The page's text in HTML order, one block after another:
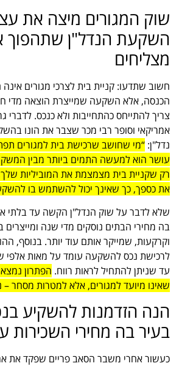
שוק המגורים מיצה את
השקעת הנדל"ן שתהפוך
מצליחים
חשוב שתדעו: קניית בית לצרכי מגורים
הכנסה, אלא השקעה שמייצרת הוצאה מדי
צריך להתייחס כהתחייבות ולא כנכס. לדברי
אמריקאי וסופר רבי מכר שצבר את הונו
נדל"ן: “מי שחושב שרכישת בית למגורים
עושר הוא למעשה התמים ביותר מבין
רק שקניית בית מצמצמת את המוביליות
את כספך, כך שאינך יכול להשתמש בו
שלא לדבר על שוק הנדל"ן הקשה עד בלתי
בה מחירי הבתים נוסקים מדי שנה ומייצרים
וקרקעות, שמייקר אותם עוד יותר. בנוסף,
לרכישת נכס להשקעה עומד על מאות אלפי
עד שניתן להתחיל לראות רווח. הפתרון
שאינו מיועד למגורים, אלא למטרות מסחר –
הנה הזדמנות להשקיע
בעיר בה מחירי השכירות עלו
כעשור אחרי משבר הסאב פריים שפקד את